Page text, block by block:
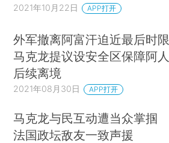
2021年10月22日 APP打开
外军撤离阿富汗迫近最后时限
马克龙提议设安全区保障阿人
后续离境
2021年08月30日 APP打开
马克龙与民互动遭当众掌掴
法国政坛敌友一致声援